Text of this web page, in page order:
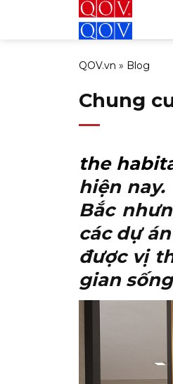
QOV.vn » Blog
Chung
the
hiện
Bắc
các dự
được vị
gian